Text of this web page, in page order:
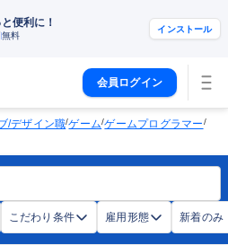
便利に！
無料
インストール
会員ログイン
/デザイン職/ゲーム/ゲームプログラマー/
こだわり条件 雇用形態 新着のみ